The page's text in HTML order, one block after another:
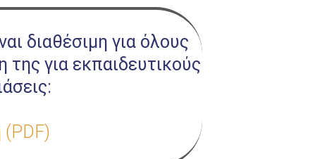
διαθέσιμη για όλους
για εκπαιδευτικούς